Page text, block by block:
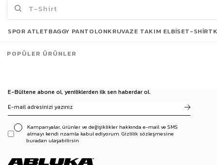
Son Bakılanlar
E-Bültene abone ol, yeniliklerden ilk sen haberdar ol.
Kampanyalar, ürünler ve değişiklikler hakkında e-mail ve SMS
almayı kendi rızamla kabul ediyorum. Gizlilik sözleşmesine
buradan ulaşabilirsin
SPOR ATLETBAGGY PANTOLONKRUVAZE TAKIM ELBISET-SHIRT
POPÜLER ÜRÜNLER